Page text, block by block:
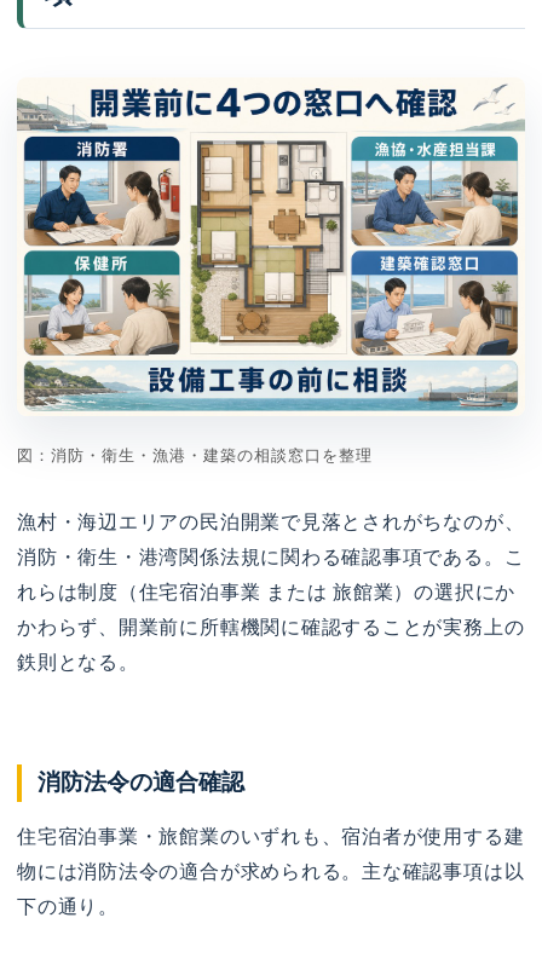
図：消防・衛生・漁港・建築の相談窓口を整理
漁村・海辺エリアの民泊開業で見落とされがちなのが、
消防・衛生・港湾関係法規に関わる確認事項である。こ
れらは制度（住宅宿泊事業 または 旅館業）の選択にか
かわらず、開業前に所轄機関に確認することが実務上の
鉄則となる。
消防法令の適合確認
住宅宿泊事業・旅館業のいずれも、宿泊者が使用する建
物には消防法令の適合が求められる。主な確認事項は以
下の通り。